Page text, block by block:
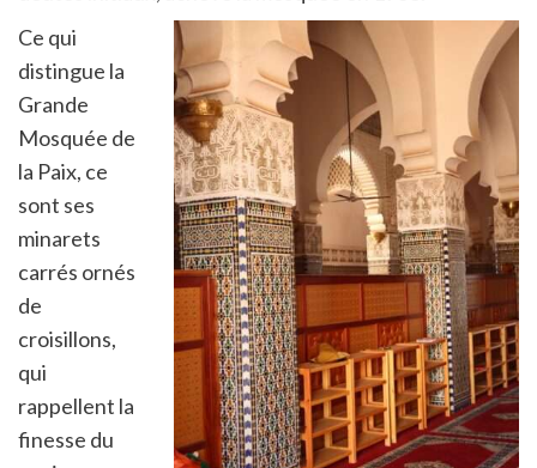
Ce qui
distingue la
Grande
Mosquée de
la Paix, ce
sont ses
minarets
carrés ornés
de
croisillons,
qui
rappellent la
finesse du